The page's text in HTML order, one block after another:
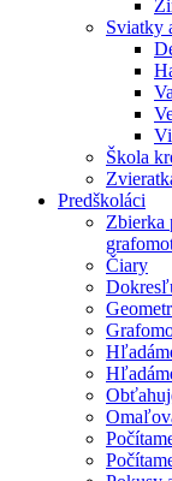
Sviatky
Škola
Predškoláci
Zbierka
Čiary